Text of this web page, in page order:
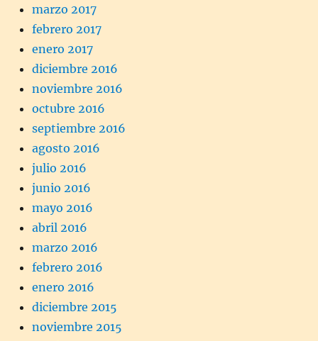
marzo 2017
febrero 2017
enero 2017
diciembre 2016
noviembre 2016
octubre 2016
septiembre 2016
agosto 2016
julio 2016
junio 2016
mayo 2016
abril 2016
marzo 2016
febrero 2016
enero 2016
diciembre 2015
noviembre 2015